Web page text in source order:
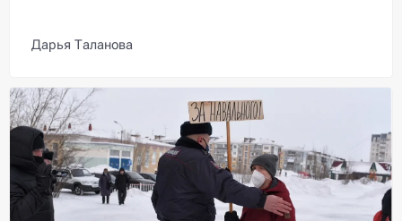
Дарья Таланова